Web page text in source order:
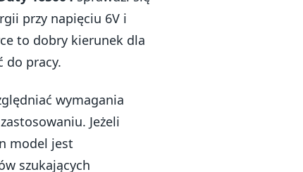
przy napięciu 6V i
to dobry kierunek dla
do pracy.
wymagania
Jeżeli
model jest
szukających